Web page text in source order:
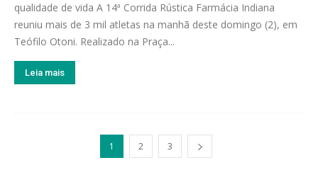
qualidade de vida A 14ª Corrida Rústica Farmácia Indiana
reuniu mais de 3 mil atletas na manhã deste domingo (2), em
Teófilo Otoni. Realizado na Praça...
Leia mais
1 2 3